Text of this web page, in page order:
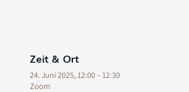
Zeit & Ort
24. Juni 2025, 12:00 – 12:30
Zoom